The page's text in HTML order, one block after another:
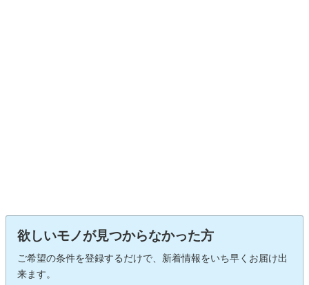
欲しいモノが見つからなかった方
ご希望の条件を登録するだけで、新着情報をいち早くお届け出
来ます。